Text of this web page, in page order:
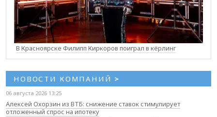
В Красноярске Филипп Киркоров поиграл в кёрлинг
НОВОСТИ КОМПАНИЙ >
06 августа 2026 13:25
Алексей Охорзин из ВТБ: снижение ставок стимулирует
отложенный спрос на ипотеку